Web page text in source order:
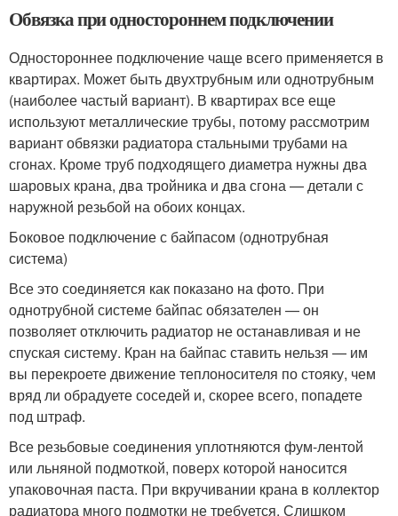
Обвязка при одностороннем подключении
Одностороннее подключение чаще всего применяется в
квартирах. Может быть двухтрубным или однотрубным
(наиболее частый вариант). В квартирах все еще
используют металлические трубы, потому рассмотрим
вариант обвязки радиатора стальными трубами на
сгонах. Кроме труб подходящего диаметра нужны два
шаровых крана, два тройника и два сгона — детали с
наружной резьбой на обоих концах.
Боковое подключение с байпасом (однотрубная
система)
Все это соединяется как показано на фото. При
однотрубной системе байпас обязателен — он
позволяет отключить радиатор не останавливая и не
спуская систему. Кран на байпас ставить нельзя — им
вы перекроете движение теплоносителя по стояку, чем
вряд ли обрадуете соседей и, скорее всего, попадете
под штраф.
Все резьбовые соединения уплотняются фум-лентой
или льняной подмоткой, поверх которой наносится
упаковочная паста. При вкручивании крана в коллектор
радиатора много подмотки не требуется. Слишком